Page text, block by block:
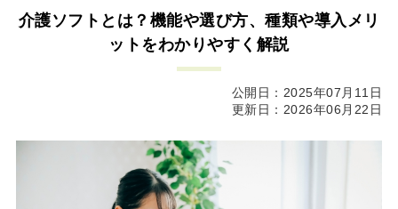
介護ソフトとは？機能や選び方、種類や導入メリ
ットをわかりやすく解説
公開日：2025年07月11日
更新日：2026年06月22日